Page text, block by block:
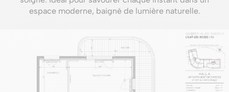
espace moderne, baigné de lumière naturelle.